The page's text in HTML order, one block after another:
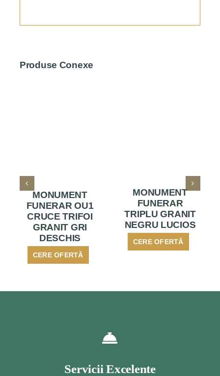
Produse Conexe
MONUMENT
FUNERAR OU1
CRUCE TRIFOI
GRANIT GRI
DESCHIS
CERE OFERTĂ
MONUMENT
FUNERAR
TRIPLU GRANIT
NEGRU LUCIOS
CERE OFERTĂ
Servicii Excelente